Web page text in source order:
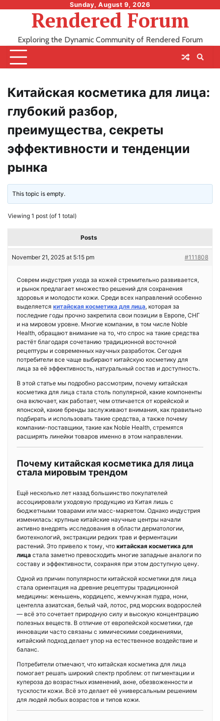
Sunday, August 9, 2026
Rendered Forum
Exploring the Dynamic Community of Rendered Forum
Китайская косметика для лица:
глубокий разбор,
преимущества, секреты
эффективности и тенденции
рынка
This topic is empty.
Viewing 1 post (of 1 total)
Posts
November 21, 2025 at 5:15 pm #111808
Соврем индустрия ухода за кожей стремительно развивается,
и рынок предлагает множество решений для сохранения
здоровья и молодости кожи. Среди всех направлений особенно
выделяется китайская косметика для лица, которая за
последние годы прочно закрепила свои позиции в Европе, СНГ
и на мировом уровне. Многие компании, в том числе Noble
Health, обращают внимание на то, что спрос на такие средства
растёт благодаря сочетанию традиционной восточной
рецептуры и современных научных разработок. Сегодня
потребители все чаще выбирают китайскую косметику для
лица за её эффективность, натуральный состав и доступность.
В этой статье мы подробно рассмотрим, почему китайская
косметика для лица стала столь популярной, какие компоненты
она включает, как работает, чем отличается от корейской и
японской, какие бренды заслуживают внимания, как правильно
подбирать и использовать такие средства, а также почему
компании-поставщики, такие как Noble Health, стремятся
расширять линейки товаров именно в этом направлении.
Почему китайская косметика для лица
стала мировым трендом
Ещё несколько лет назад большинство покупателей
ассоциировали уходовую продукцию из Китая лишь с
бюджетными товарами или масс-маркетом. Однако индустрия
изменилась: крупные китайские научные центры начали
активно внедрять исследования в области дерматологии,
биотехнологий, экстракции редких трав и ферментации
растений. Это привело к тому, что китайская косметика для
лица стала заметно превосходить многие западные аналоги по
составу и эффективности, сохраняя при этом доступную цену.
Одной из причин популярности китайской косметики для лица
стала ориентация на древние рецептуры традиционной
медицины: женьшень, кордицепс, жемчужная пудра, нони,
центелла азиатская, белый чай, лотос, ряд морских водорослей
— всё это сочетает природную силу и высокую концентрацию
полезных веществ. В отличие от европейской косметики, где
инновации часто связаны с химическими соединениями,
китайский подход делает упор на естественное воздействие и
баланс.
Потребители отмечают, что китайская косметика для лица
помогает решать широкий спектр проблем: от пигментации и
купероза до возрастных изменений, акне, обезвоженности и
тусклости кожи. Всё это делает её универсальным решением
для людей любых возрастов и типов кожи.